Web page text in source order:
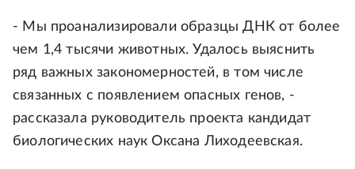
- Мы проанализировали образцы ДНК от более
чем 1,4 тысячи животных. Удалось выяснить
ряд важных закономерностей, в том числе
связанных с появлением опасных генов, -
рассказала руководитель проекта кандидат
биологических наук Оксана Лиходеевская.